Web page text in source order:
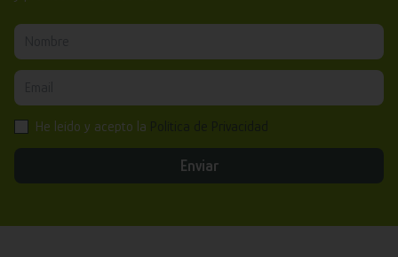
He leído y acepto la
Enviar